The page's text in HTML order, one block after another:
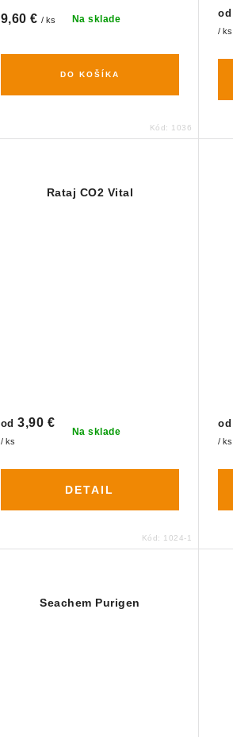
Na sklade
9,60 €/ ks
DO KOŠÍKA
Kód: 1036
od
/ ks
Rataj CO2 Vital
Na sklade
od 3,90 €
/ ks
DETAIL
Kód: 1024-1
od
/ ks
Seachem Purigen